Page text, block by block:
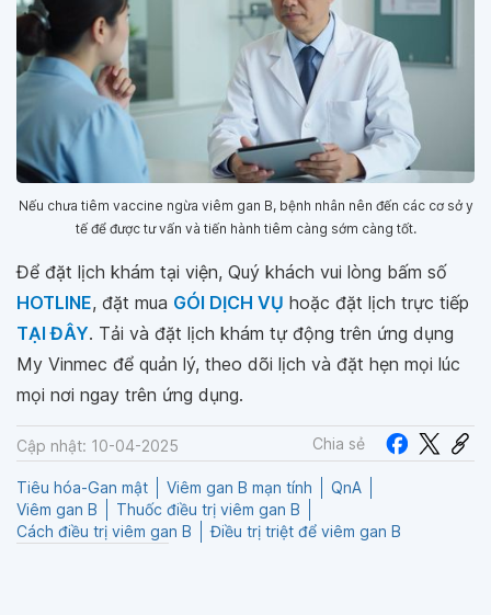
Nếu chưa tiêm vaccine ngừa viêm gan B, bệnh nhân nên đến các cơ sở y
tế để được tư vấn và tiến hành tiêm càng sớm càng tốt.
Để đặt lịch khám tại viện, Quý khách vui lòng bấm số
HOTLINE, đặt mua GÓI DỊCH VỤ hoặc đặt lịch trực tiếp
TẠI ĐÂY. Tải và đặt lịch khám tự động trên ứng dụng
My Vinmec để quản lý, theo dõi lịch và đặt hẹn mọi lúc
mọi nơi ngay trên ứng dụng.
Cập nhật: 10-04-2025 Chia sẻ
Tiêu hóa-Gan mật Viêm gan B mạn tính
QnA
Viêm gan B
Thuốc điều trị viêm gan B
Cách điều trị viêm gan B
Điều trị triệt để viêm gan B